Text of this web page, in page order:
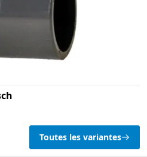
Toutes les variantes